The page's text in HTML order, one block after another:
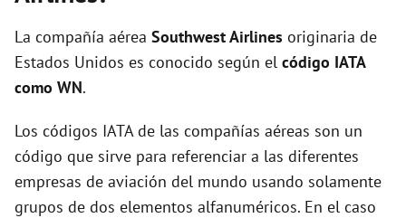
La compañía aérea Southwest Airlines originaria de
Estados Unidos es conocido según el código IATA
como WN.
Los códigos IATA de las compañías aéreas son un
código que sirve para referenciar a las diferentes
empresas de aviación del mundo usando solamente
grupos de dos elementos alfanuméricos. En el caso